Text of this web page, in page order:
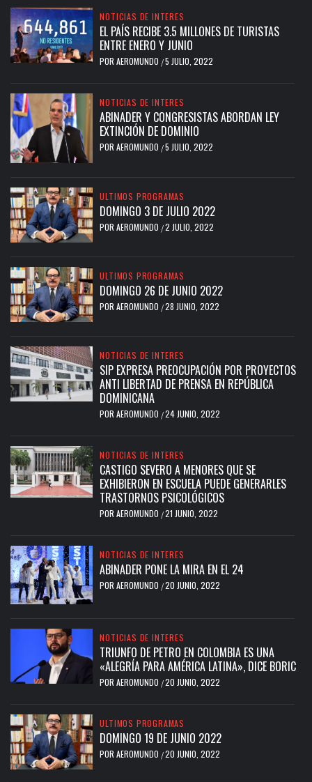
NOTICIAS DE INTERES
EL PAÍS RECIBE 3.5 MILLONES DE TURISTAS
ENTRE ENERO Y JUNIO
POR AEROMUNDO /5 JULIO, 2022
NOTICIAS DE INTERES
ABINADER Y CONGRESISTAS ABORDAN LEY
EXTINCIÓN DE DOMINIO
POR AEROMUNDO /5 JULIO, 2022
ULTIMOS PROGRAMAS
DOMINGO 3 DE JULIO 2022
POR AEROMUNDO /2 JULIO, 2022
ULTIMOS PROGRAMAS
DOMINGO 26 DE JUNIO 2022
POR AEROMUNDO /28 JUNIO, 2022
NOTICIAS DE INTERES
SIP EXPRESA PREOCUPACIÓN POR PROYECTOS
ANTI LIBERTAD DE PRENSA EN REPÚBLICA
DOMINICANA
POR AEROMUNDO /24 JUNIO, 2022
NOTICIAS DE INTERES
CASTIGO SEVERO A MENORES QUE SE
EXHIBIERON EN ESCUELA PUEDE GENERARLES
TRASTORNOS PSICOLÓGICOS
POR AEROMUNDO /21 JUNIO, 2022
NOTICIAS DE INTERES
ABINADER PONE LA MIRA EN EL 24
POR AEROMUNDO /20 JUNIO, 2022
NOTICIAS DE INTERES
TRIUNFO DE PETRO EN COLOMBIA ES UNA
«ALEGRÍA PARA AMÉRICA LATINA», DICE BORIC
POR AEROMUNDO /20 JUNIO, 2022
ULTIMOS PROGRAMAS
DOMINGO 19 DE JUNIO 2022
POR AEROMUNDO /20 JUNIO, 2022